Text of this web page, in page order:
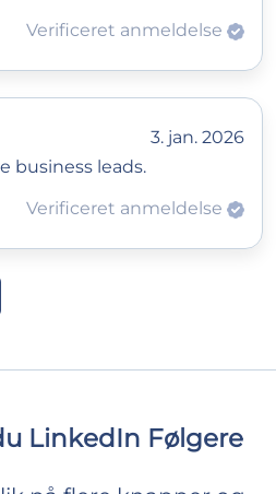
Verificeret anmeldelse
3. jan. 2026
business leads.
Verificeret anmeldelse
LinkedIn Følgere